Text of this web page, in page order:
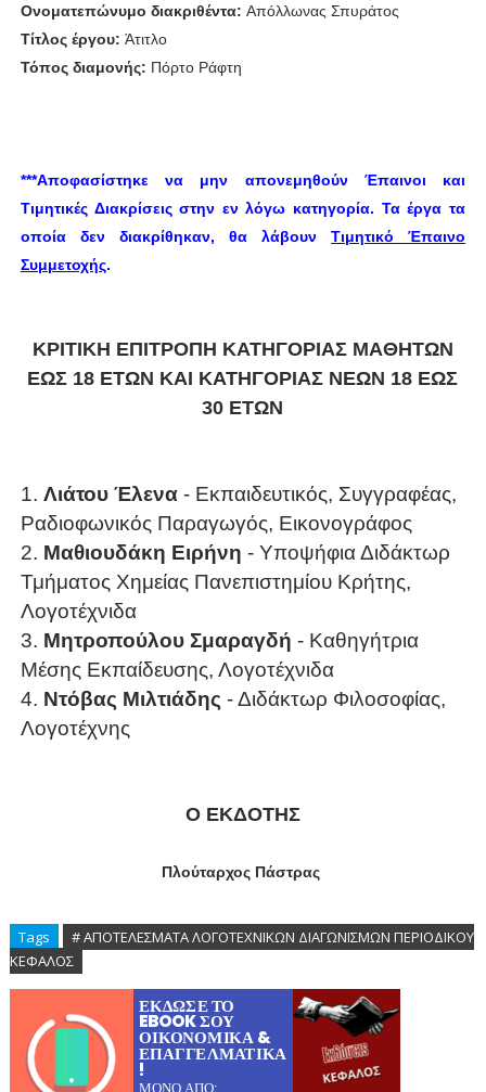
Ονοματεπώνυμο διακριθέντα: Απόλλωνας Σπυράτος
Τίτλος έργου: Άτιτλο
Τόπος διαμονής: Πόρτο Ράφτη
***Αποφασίστηκε να μην απονεμηθούν Έπαινοι και
Τιμητικές Διακρίσεις στην εν λόγω κατηγορία. Τα έργα τα
οποία δεν διακρίθηκαν, θα λάβουνΤιμητικό Έπαινο
Συμμετοχής.
ΚΡΙΤΙΚΗ ΕΠΙΤΡΟΠΗ ΚΑΤΗΓΟΡΙΑΣ ΜΑΘΗΤΩΝ
ΕΩΣ 18 ΕΤΩΝ ΚΑΙ ΚΑΤΗΓΟΡΙΑΣ ΝΕΩΝ 18 ΕΩΣ
30 ΕΤΩΝ
1. Λιάτου Έλενα- Εκπαιδευτικός, Συγγραφέας,
Ραδιοφωνικός Παραγωγός, Εικονογράφος
2. Μαθιουδάκη Ειρήνη - Υποψήφια Διδάκτωρ
Τμήματος Χημείας Πανεπιστημίου Κρήτης,
Λογοτέχνιδα
3. Μητροπούλου Σμαραγδή - Καθηγήτρια
Μέσης Εκπαίδευσης, Λογοτέχνιδα
4. Ντόβας Μιλτιάδης - Διδάκτωρ Φιλοσοφίας,
Λογοτέχνης
Ο ΕΚΔΟΤΗΣ
Πλούταρχος Πάστρας
Tags
# ΑΠΟΤΕΛΕΣΜΑΤΑ ΛΟΓΟΤΕΧΝΙΚΩΝ ΔΙΑΓΩΝΙΣΜΩΝ ΠΕΡΙΟΔΙΚΟΥ
ΚΕΦΑΛΟΣ